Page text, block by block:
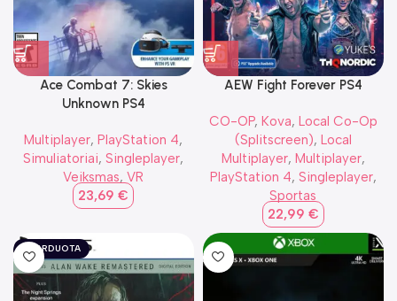
Ace Combat 7: Skies
Unknown PS4
Multiplayer,PlayStation 4,
Simuliatoriai,Singleplayer,
Veiksmas,VR
23,69€
AEW Fight Forever PS4
CO-OP, Kova, Local Co-Op
(Splitscreen), Local
Multiplayer, Multiplayer,
PlayStation 4, Singleplayer,
Sportas
22,99 €
IŠPARDUOTA